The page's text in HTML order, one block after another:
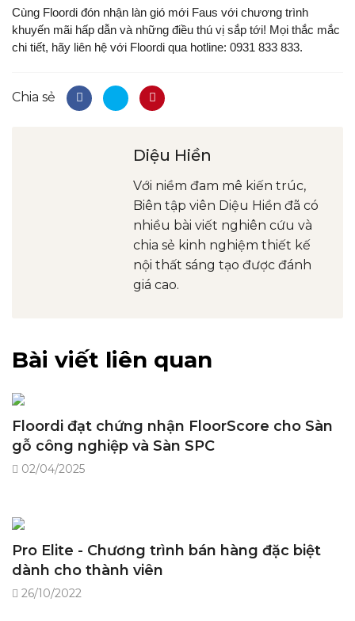
Cùng Floordi đón nhận làn gió mới Faus với chương trình
khuyến mãi hấp dẫn và những điều thú vị sắp tới! Mọi thắc mắc
chi tiết, hãy liên hệ với Floordi qua hotline: 0931 833 833.
Chia sẻ
Diệu Hiền
Với niềm đam mê kiến trúc,
Biên tập viên Diệu Hiền đã có
nhiều bài viết nghiên cứu và
chia sẻ kinh nghiệm thiết kế
nội thất sáng tạo được đánh
giá cao.
Bài viết liên quan
Floordi đạt chứng nhận FloorScore cho Sàn
gỗ công nghiệp và Sàn SPC
02/04/2025
Pro Elite - Chương trình bán hàng đặc biệt
dành cho thành viên
26/10/2022